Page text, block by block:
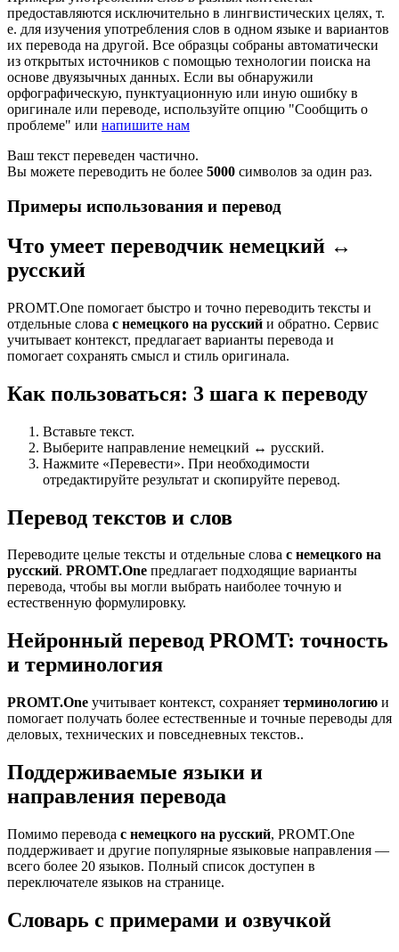
предоставляются исключительно в лингвистических целях, т.
е. для изучения употребления слов в одном языке и вариантов
их перевода на другой. Все образцы собраны автоматически
из открытых источников с помощью технологии поиска на
основе двуязычных данных. Если вы обнаружили
орфографическую, пунктуационную или иную ошибку в
оригинале или переводе, используйте опцию "Сообщить о
проблеме" или напишите нам
Ваш текст переведен частично.
Вы можете переводить не более 5000 символов за один раз.
Примеры использования и перевод
Что умеет переводчик немецкий ↔
русский
PROMT.One помогает быстро и точно переводить тексты и
отдельные слова с немецкого на русский и обратно. Сервис
учитывает контекст, предлагает варианты перевода и
помогает сохранять смысл и стиль оригинала.
Как пользоваться: 3 шага к переводу
Вставьте текст.
Выберите направление немецкий ↔ русский.
Нажмите «Перевести». При необходимости
отредактируйте результат и скопируйте перевод.
Перевод текстов и слов
Переводите целые тексты и отдельные слова с немецкого на
русский. PROMT.One предлагает подходящие варианты
перевода, чтобы вы могли выбрать наиболее точную и
естественную формулировку.
Нейронный перевод PROMT: точность
и терминология
PROMT.One учитывает контекст, сохраняет терминологию и
помогает получать более естественные и точные переводы для
деловых, технических и повседневных текстов..
Поддерживаемые языки и
направления перевода
Помимо перевода с немецкого на русский, PROMT.One
поддерживает и другие популярные языковые направления —
всего более 20 языков. Полный список доступен в
переключателе языков на странице.
Словарь с примерами и озвучкой